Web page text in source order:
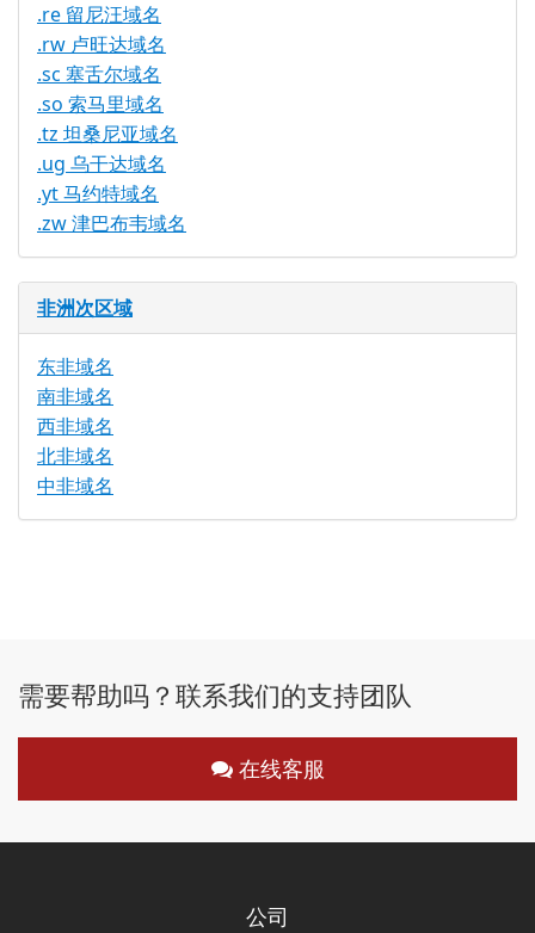
.re 留尼汪域名
.rw 卢旺达域名
.sc 塞舌尔域名
.so 索马里域名
.tz 坦桑尼亚域名
.ug 乌干达域名
.yt 马约特域名
.zw 津巴布韦域名
非洲次区域
东非域名
南非域名
西非域名
北非域名
中非域名
需要帮助吗？联系我们的支持团队
在线客服
公司